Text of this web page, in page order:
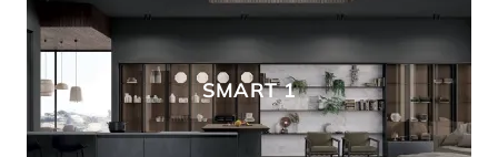
SMART 1